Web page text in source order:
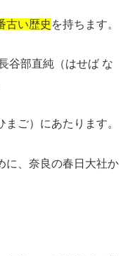
古い歴史 を持ちます。
谷部直純（はせば な
ご）にあたります。
に、奈良の春日大社か